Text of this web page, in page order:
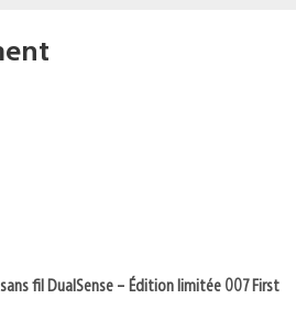
fil DualSense – Édition limitée 007 First